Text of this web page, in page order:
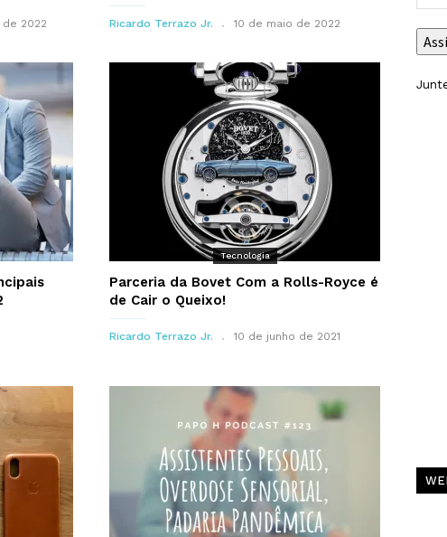
2022 Ricardo Terrazo Jr. 10 de maio de 2022
Tecnologia
Parceria da Bovet Com a Rolls-Royce é
de Cair o Queixo!
Ricardo Terrazo Jr. 10 de junho de 2021
de
e-
mail